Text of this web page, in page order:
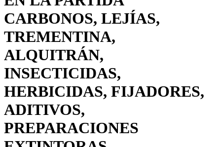
CARBONOS, LEJÍAS,
TREMENTINA,
ALQUITRÁN,
INSECTICIDAS,
HERBICIDAS, FIJADORES,
ADITIVOS,
PREPARACIONES